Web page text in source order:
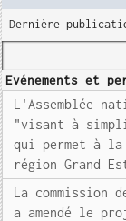
Dernière
Evénements et
L'Assemblée
"visant à
qui permet à
région Grand
La commission
a amendé le